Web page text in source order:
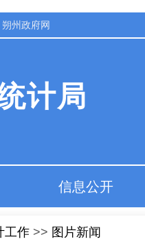
朔州政府网
计局
信息公开
工作 >> 图片新闻